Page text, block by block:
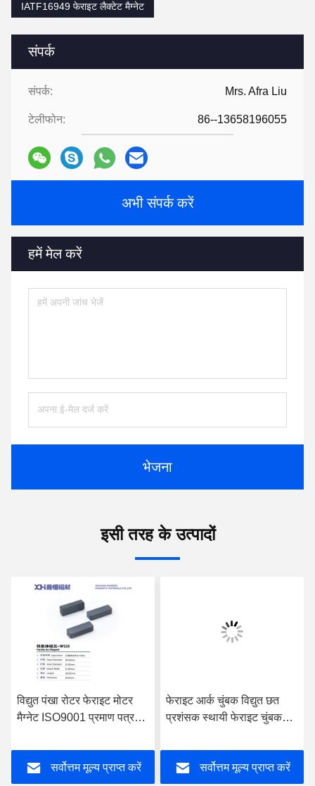
संपर्क
संपर्क: Mrs. Afra Liu
टेलीफोन: 86--13658196055
अभी संपर्क करें
हमें मेल करें
भेजना
IATF16949 फेराइट लैक्टेट मैग्नेट
इसी तरह के उत्पादों
विद्युत पंखा रोटर फेराइट मोटर
मैग्नेट ISO9001 प्रमाण पत्र
सर्वोत्तम मूल्य प्राप्त करें
फेराइट आर्क चुंबक विद्युत छत
प्रशंसक स्थायी फेराइट चुंबक
सर्वोत्तम मूल्य प्राप्त करें